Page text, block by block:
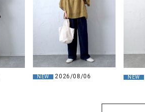
NEW 2026/08/06 NEW